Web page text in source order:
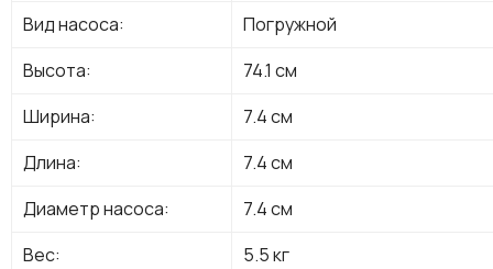
Вид насоса:
Погружной
Высота:
74.1 см
Ширина:
7.4 см
Длина:
7.4 см
Диаметр насоса:
7.4 см
Вес:
5.5 кг